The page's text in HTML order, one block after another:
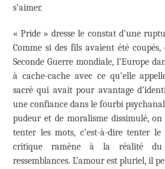
s’aimer.
« Pride » dresse le constat d’une
Comme si des fils avaient été
Seconde Guerre mondiale, l’Europe
à cache-cache avec ce qu’elle
sacré qui avait pour avantage
une confiance dans le fourbi
pudeur et de moralisme dissimulé,
tenter les mots, c’est-à-dire tenter
critique ramène à la réalité du
ressemblances. L’amour est pluriel, il